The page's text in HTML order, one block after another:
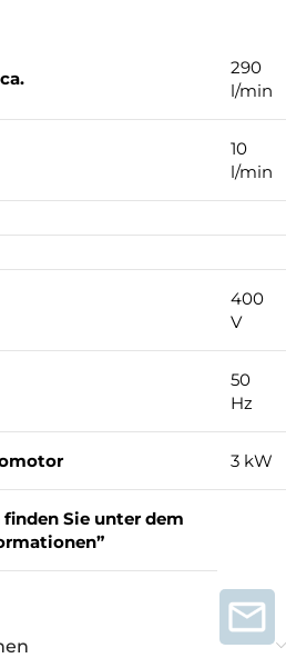
290
l/min
10
l/min
400
V
50
Hz
3 kW
Sie unter dem